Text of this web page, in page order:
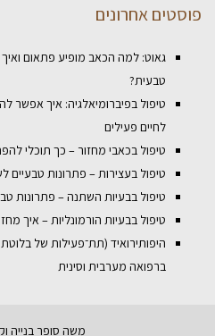
פוסטים אחרונים
גאוט: למה הכאב מופיע פתאום ואיך
טבעית?
טיפול בפיברומיאלגיה: איך אפשר
לחיים פעילים
טיפול בכאבי מחזור – כך תוכלי
טיפול בעצירות – פתרונות טבעיים
טיפול בבעיות השתנה – פתרונות
טיפול בבעיות הורמונליות – איך
היפותירואיד (תת־פעילות של
ברפואה מערבית וסינית
משה סופר בנייה